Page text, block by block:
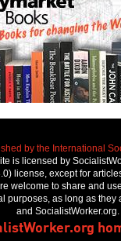
by the International
is licensed by
license, except for
welcome to share and
purposes, as long as they
and SocialistWorker.org.